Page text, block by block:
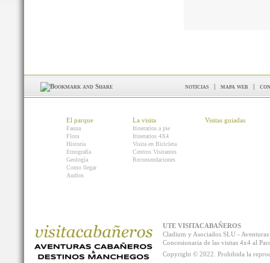
noticias | mapa web |
El parque
Fauna
Flora
Historia
Etnografía
Geología
Como llegar
Audios
La visita
Itinerarios a pie
Itinerarios 4X4
Visita en Bicicleta
Centros Visitantes
Recomendaciones
Visitas guiadas
UTE VISITACABAÑEROS
Cladium y Asociados SLU -
Concesionaria de las visitas 4x4 al
Copyright © 2022. Prohibida la